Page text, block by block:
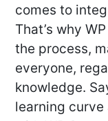
comes to
That’s why
the process,
everyone,
knowledge.
learning curve